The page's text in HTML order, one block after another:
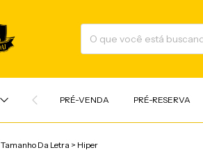
PRÉ-VENDA PRÉ-RESERVA
Tamanho Da Letra > Hiper